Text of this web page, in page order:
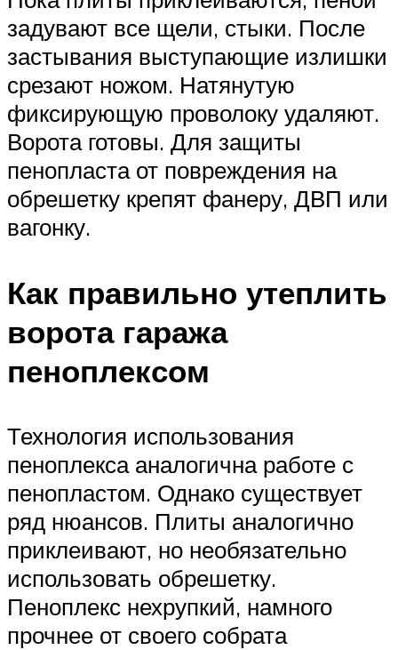
задувают все щели, стыки. После
застывания выступающие излишки
срезают ножом. Натянутую
фиксирующую проволоку удаляют.
Ворота готовы. Для защиты
пенопласта от повреждения на
обрешетку крепят фанеру, ДВП или
вагонку.
Как правильно утеплить
ворота гаража
пеноплексом
Технология использования
пеноплекса аналогична работе с
пенопластом. Однако существует
ряд нюансов. Плиты аналогично
приклеивают, но необязательно
использовать обрешетку.
Пеноплекс нехрупкий, намного
прочнее от своего собрата